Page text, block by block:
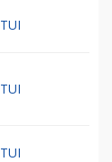
TUI
TUI
TUI